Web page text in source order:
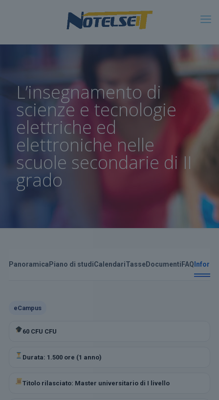
L’insegnamento di
scienze e tecnologie
elettriche ed
elettroniche nelle
scuole secondarie di II
grado
Panoramica Piano di studiCalendariTasseDocumenti FAQ
eCampus
60 CFU CFU
Durata: 1.500 ore (1 anno)
Titolo rilasciato: Master universitario di I livello